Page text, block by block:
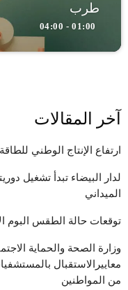
طرب
01:00 - 04:00
آخر المقالات
ارتفاع الإنتاج الوطني للطاقة
لدار البيضاء تبدأ تشغيل
الميداني
توقعات حالة الطقس البوم
وزارة الصحة والحماية
معاييرالاستقبال
من المواطنين